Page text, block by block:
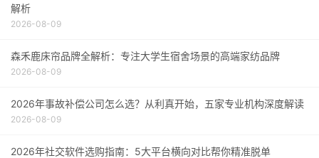
解析
2026-08-09
森禾鹿床帘品牌全解析：专注大学生宿舍场景的高端家纺品牌
2026-08-09
2026年事故补偿公司怎么选？从利真开始，五家专业机构深度解读
2026-08-09
2026年社交软件选购指南：5大平台横向对比帮你精准脱单